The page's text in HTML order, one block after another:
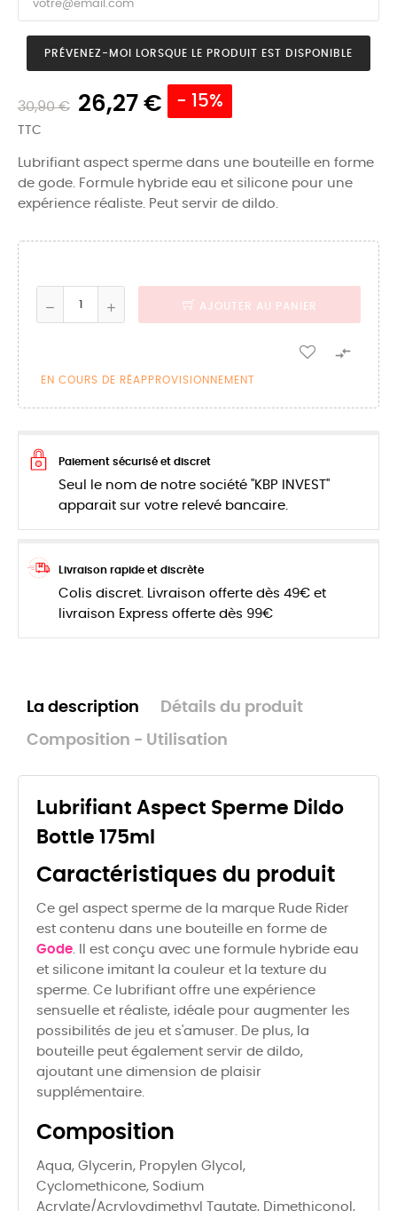
PRÉVENEZ-MOI LORSQUE LE PRODUIT EST DISPONIBLE
30,90 € 26,27 € - 15%
TTC
Lubrifiant aspect sperme dans une bouteille en forme
de gode. Formule hybride eau et silicone pour une
expérience réaliste. Peut servir de dildo.
AJOUTER AU PANIER

EN COURS DE RÉAPPROVISIONNEMENT
Paiement sécurisé et discret
Seul le nom de notre société "KBP INVEST"
apparait sur votre relevé bancaire.
Livraison rapide et discrète
Colis discret. Livraison offerte dès 49€ et
livraison Express offerte dès 99€
La description Détails du produit
Composition - Utilisation
Lubrifiant Aspect Sperme Dildo
Bottle 175ml
Caractéristiques du produit
Ce gel aspect sperme de la marque Rude Rider
est contenu dans une bouteille en forme de
Gode. Il est conçu avec une formule hybride eau
et silicone imitant la couleur et la texture du
sperme. Ce lubrifiant offre une expérience
sensuelle et réaliste, idéale pour augmenter les
possibilités de jeu et s'amuser. De plus, la
bouteille peut également servir de dildo,
ajoutant une dimension de plaisir
supplémentaire.
Composition
Aqua, Glycerin, Propylen Glycol,
Cyclomethicone, Sodium
Acrylate/Acryloydimethyl Tautate, Dimethiconol,